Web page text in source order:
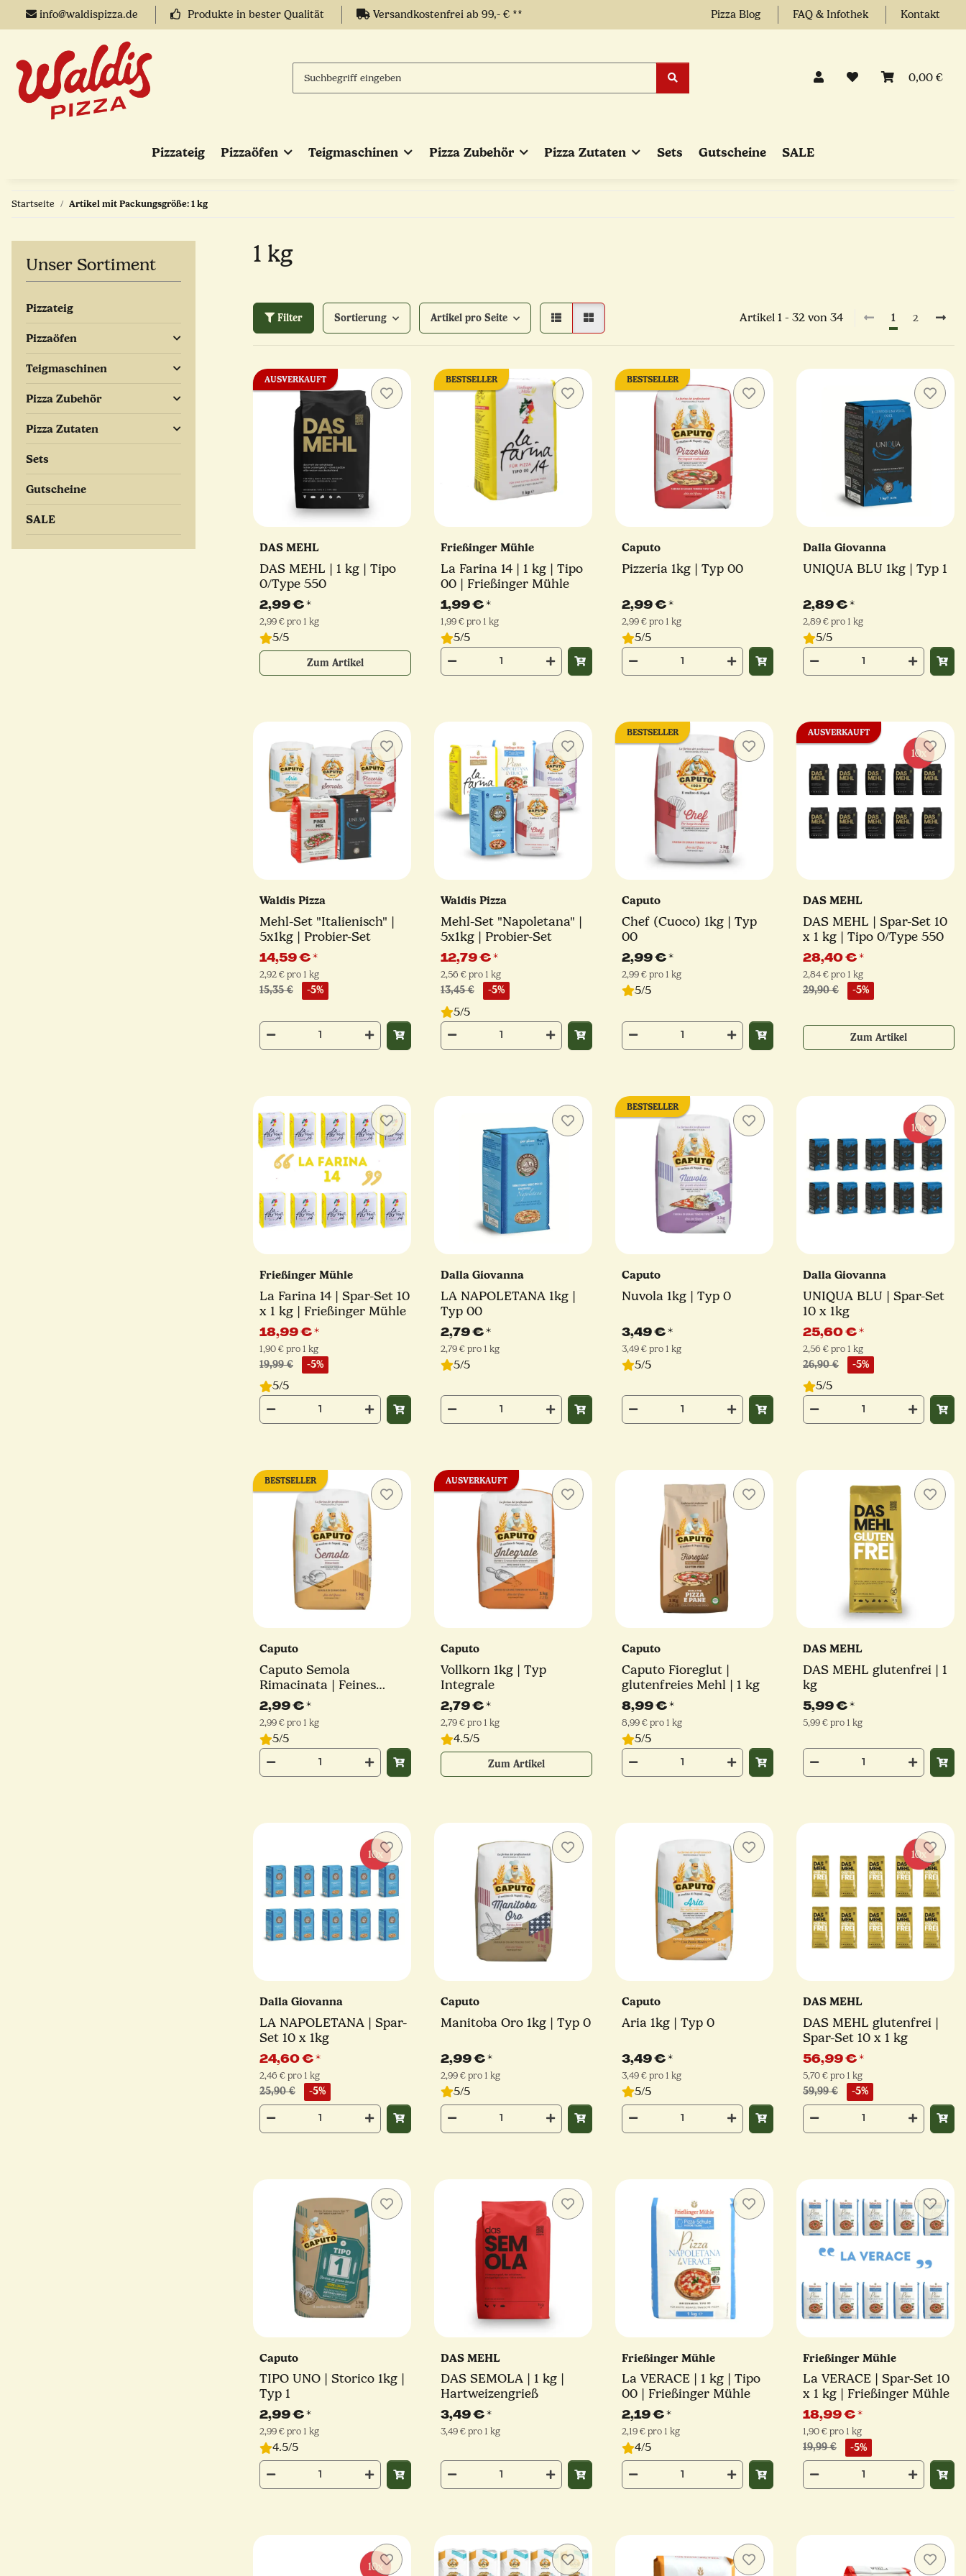
info@waldispizza.de Produkte in bester Qualität Versandkostenfrei ab 99,- € ** Pizza Blog FAQ & Infothek Kontakt
0,00 €
Pizzateig Pizzaöfen Teigmaschinen Pizza Zubehör Pizza Zutaten Sets Gutscheine SALE
Startseite Artikel mit Packungsgröße: 1 kg
1 kg
Filter Sortierung Artikel pro Seite Artikel 1 - 32 von 34 1 2
AUSVERKAUFT
DAS MEHL
DAS MEHL | 1 kg | Tipo
0/Type 550
2,99 €*
2,99 € pro 1 kg
5/5
Zum Artikel
BESTSELLER
Frießinger Mühle
La Farina 14 | 1 kg | Tipo
00 | Frießinger Mühle
1,99 €*
1,99 € pro 1 kg
5/5
BESTSELLER
Caputo
Pizzeria 1kg | Typ 00
2,99 €*
2,99 € pro 1 kg
5/5
Dalla Giovanna
UNIQUA BLU 1kg | Typ 1
2,89 €*
2,89 € pro 1 kg
5/5
Waldis Pizza
Mehl-Set "Italienisch" |
5x1kg | Probier-Set
14,59 €*
2,92 € pro 1 kg
15,35 € -5%
Waldis Pizza
Mehl-Set "Napoletana" |
5x1kg | Probier-Set
12,79 €*
2,56 € pro 1 kg
13,45 € -5%
5/5
BESTSELLER
Caputo
Chef (Cuoco) 1kg | Typ
00
2,99 €*
2,99 € pro 1 kg
5/5
AUSVERKAUFT
DAS MEHL
DAS MEHL | Spar-Set 10
x 1 kg | Tipo 0/Type 550
28,40 €*
2,84 € pro 1 kg
29,90 € -5%
Zum Artikel
Frießinger Mühle
La Farina 14 | Spar-Set 10
x 1 kg | Frießinger Mühle
18,99 €*
1,90 € pro 1 kg
19,99 € -5%
5/5
Dalla Giovanna
LA NAPOLETANA 1kg |
Typ 00
2,79 €*
2,79 € pro 1 kg
5/5
BESTSELLER
Caputo
Nuvola 1kg | Typ 0
3,49 €*
3,49 € pro 1 kg
5/5
Dalla Giovanna
UNIQUA BLU | Spar-Set
10 x 1kg
25,60 €*
2,56 € pro 1 kg
26,90 € -5%
5/5
BESTSELLER
Caputo
Caputo Semola
Rimacinata | Feines
Hartweizengrieß | 1kg
2,99 €*
2,99 € pro 1 kg
5/5
AUSVERKAUFT
Caputo
Vollkorn 1kg | Typ
Integrale
2,79 €*
2,79 € pro 1 kg
4.5/5
Zum Artikel
Caputo
Caputo Fioreglut |
glutenfreies Mehl | 1 kg
8,99 €*
8,99 € pro 1 kg
5/5
DAS MEHL
DAS MEHL glutenfrei | 1
kg
5,99 €*
5,99 € pro 1 kg
Dalla Giovanna
LA NAPOLETANA | Spar-
Set 10 x 1kg
24,60 €*
2,46 € pro 1 kg
25,90 € -5%
Caputo
Manitoba Oro 1kg | Typ 0
2,99 €*
2,99 € pro 1 kg
5/5
Caputo
Aria 1kg | Typ 0
3,49 €*
3,49 € pro 1 kg
5/5
DAS MEHL
DAS MEHL glutenfrei |
Spar-Set 10 x 1 kg
56,99 €*
5,70 € pro 1 kg
59,99 € -5%
Caputo
TIPO UNO | Storico 1kg |
Typ 1
2,99 €*
2,99 € pro 1 kg
4.5/5
DAS MEHL
DAS SEMOLA | 1 kg |
Hartweizengrieß
3,49 €*
3,49 € pro 1 kg
Frießinger Mühle
La VERACE | 1 kg | Tipo
00 | Frießinger Mühle
2,19 €*
2,19 € pro 1 kg
4/5
Frießinger Mühle
La VERACE | Spar-Set 10
x 1 kg | Frießinger Mühle
18,99 €*
1,90 € pro 1 kg
19,99 € -5%
Unser Sortiment
Pizzateig
Pizzaöfen
Teigmaschinen
Pizza Zubehör
Pizza Zutaten
Sets
Gutscheine
SALE